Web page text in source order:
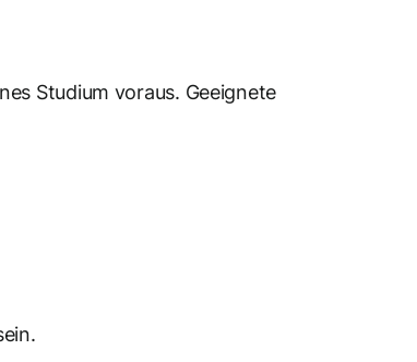
Studium voraus. Geeignete